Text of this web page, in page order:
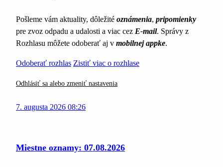
Pošleme vám aktuality, dôležité oznámenia, pripomienky
pre zvoz odpadu a udalosti a viac cez E-mail. Správy z
Rozhlasu môžete odoberať aj v mobilnej appke.
Odoberať rozhlas Zistiť viac o rozhlase
Odhlásiť sa alebo zmeniť nastavenia
7. augusta 2026 08:26
Miestne oznamy: 07.08.2026